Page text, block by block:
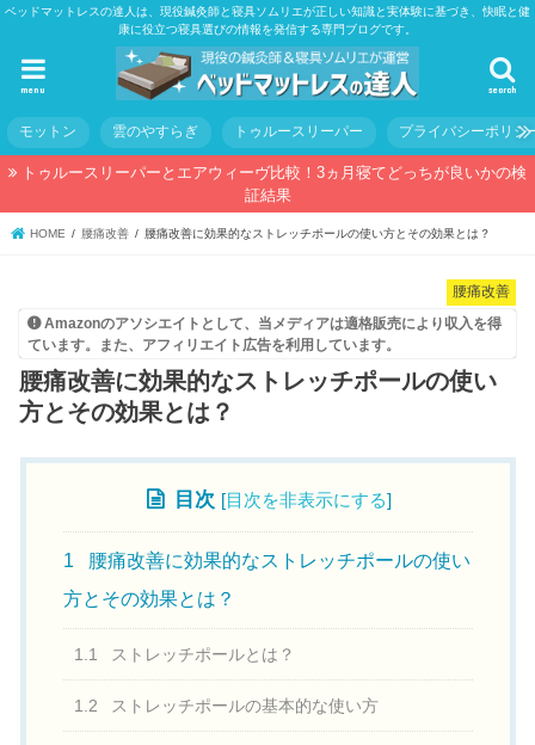
ベッドマットレスの達人は、現役鍼灸師と寝具ソムリエが正しい知識と実体験に基づき、快眠と健
康に役立つ寝具選びの情報を発信する専門ブログです。
search
menu
モットン 雲のやすらぎ トゥルースリーパー プライバシーポリシ
トゥルースリーパーとエアウィーヴ比較！3ヵ月寝てどっちが良いかの検
証結果
HOME 腰痛改善 腰痛改善に効果的なストレッチポールの使い方とその効果とは？
腰痛改善
Amazonのアソシエイトとして、当メディアは適格販売により収入を得
ています。また、アフィリエイト広告を利用しています。
腰痛改善に効果的なストレッチポールの使い
方とその効果とは？
目次 [目次を非表示にする]
1
腰痛改善に効果的なストレッチポールの使い
方とその効果とは？
1.1 ストレッチポールとは？
1.2 ストレッチポールの基本的な使い方